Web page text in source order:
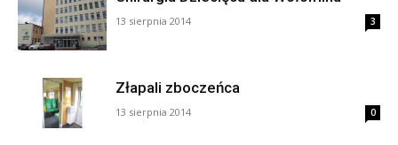
13 sierpnia 2014 3
Złapali zboczeńca
13 sierpnia 2014 0